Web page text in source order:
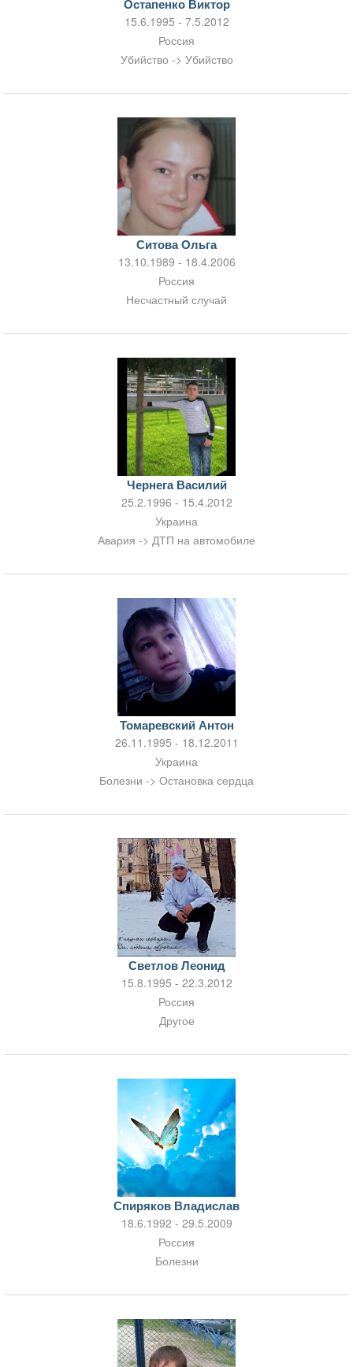
Остапенко Виктор
15.6.1995 - 7.5.2012
Россия
Убийство -> Убийство
Ситова Ольга
13.10.1989 - 18.4.2006
Россия
Несчастный случай
Чернега Василий
25.2.1996 - 15.4.2012
Украина
Авария -> ДТП на автомобиле
Томаревский Антон
26.11.1995 - 18.12.2011
Украина
Болезни -> Остановка сердца
Светлов Леонид
15.8.1995 - 22.3.2012
Россия
Другое
Спиряков Владислав
18.6.1992 - 29.5.2009
Россия
Болезни